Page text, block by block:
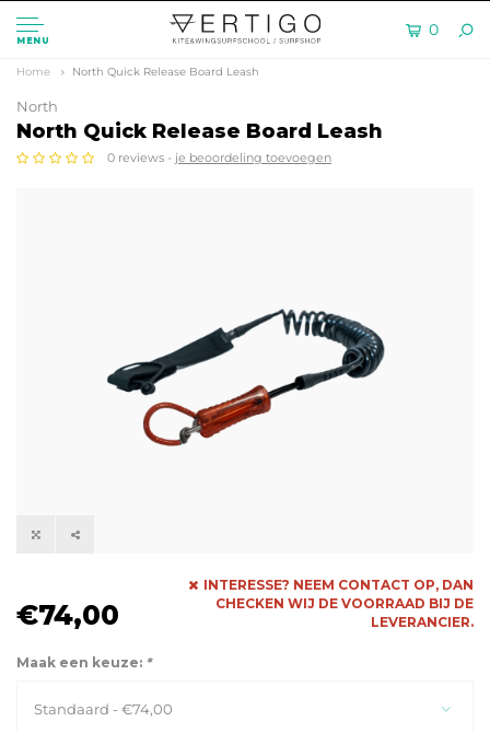
MENU
0
Home North Quick Release Board Leash
North
North Quick Release Board Leash
0 reviews - je beoordeling toevoegen
€74,00
INTERESSE? NEEM CONTACT OP, DAN
CHECKEN WIJ DE VOORRAAD BIJ DE
LEVERANCIER.
Maak een keuze: *
Standaard - €74,00